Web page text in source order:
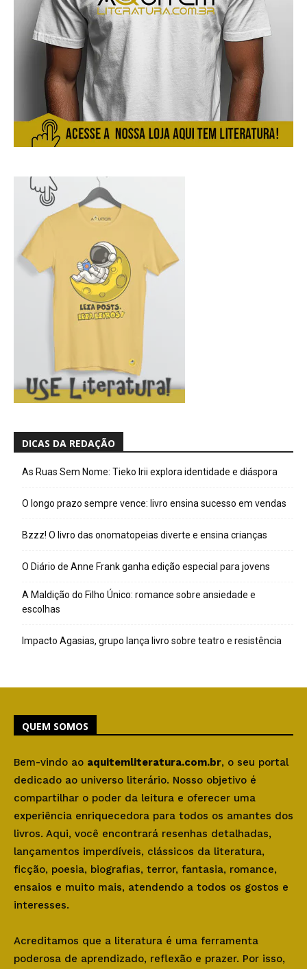
DICAS DA REDAÇÃO
As Ruas Sem Nome: Tieko Irii explora identidade e diáspora
O longo prazo sempre vence: livro ensina sucesso em vendas
Bzzz! O livro das onomatopeias diverte e ensina crianças
O Diário de Anne Frank ganha edição especial para jovens
A Maldição do Filho Único: romance sobre ansiedade e
escolhas
Impacto Agasias, grupo lança livro sobre teatro e resistência
QUEM SOMOS
Bem-vindo ao aquitemliteratura.com.br, o seu portal
dedicado ao universo literário. Nosso objetivo é
compartilhar o poder da leitura e oferecer uma
experiência enriquecedora para todos os amantes dos
livros. Aqui, você encontrará resenhas detalhadas,
lançamentos imperdíveis, clássicos da literatura,
ficção, poesia, biografias, terror, fantasia, romance,
ensaios e muito mais, atendendo a todos os gostos e
interesses.
Acreditamos que a literatura é uma ferramenta
poderosa de aprendizado, reflexão e prazer. Por isso,